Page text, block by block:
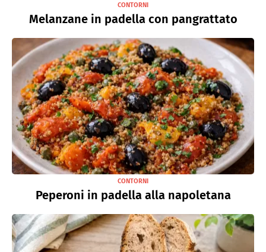
CONTORNI
Melanzane in padella con pangrattato
CONTORNI
Peperoni in padella alla napoletana